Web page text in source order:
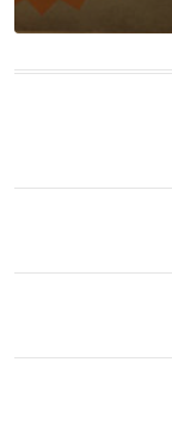
التي ارتبطت
حيث يحرص